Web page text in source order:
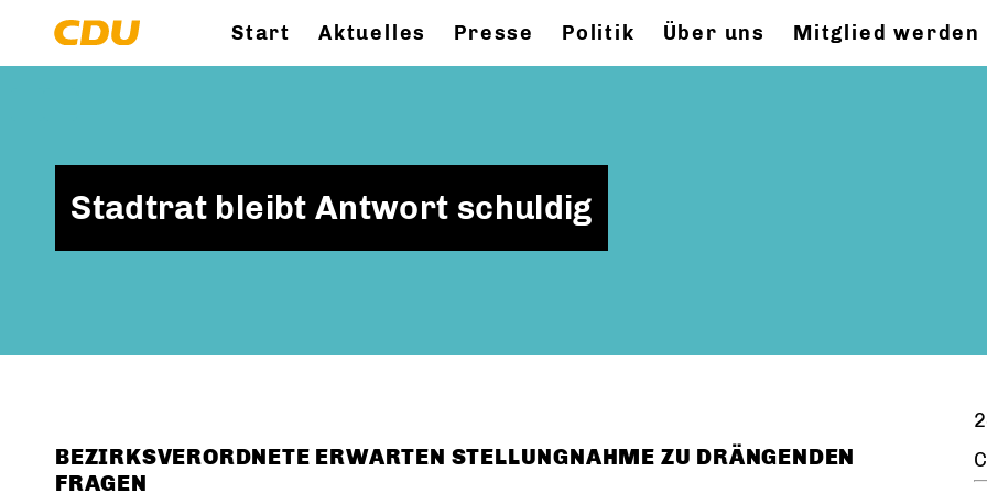
Start Aktuelles Presse Politik Über uns Mitglied werden
Stadtrat bleibt Antwort schuldig
BEZIRKSVERORDNETE ERWARTEN STELLUNGNAHME ZU DRÄNGENDEN
FRAGEN